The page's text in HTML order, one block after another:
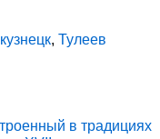
,Тулеев
в традициях